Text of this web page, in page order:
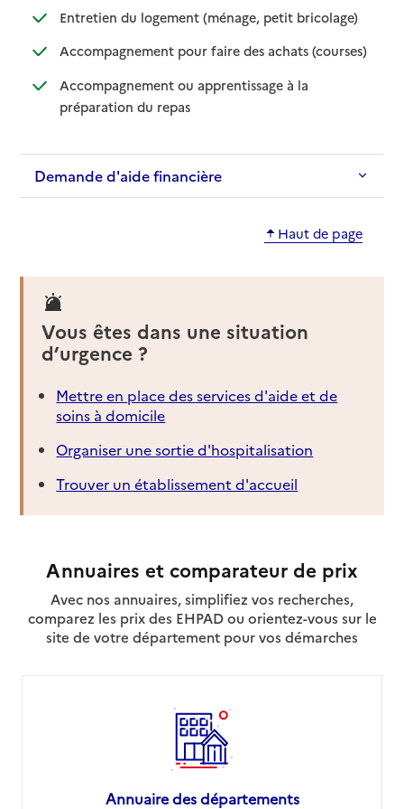
Entretien du logement (ménage, petit bricolage): disponible
: non
Accompagnement pour faire des achats (courses)
:
: non
Accompagnement ou apprentissage à la
préparation du repas: disponible
: non disponible
Demande d'aide financière
Haut de page
Vous êtes dans une situation
d’urgence ?
Mettre en place des services d'aide et de
soins à domicile
Organiser une sortie d'hospitalisation
Trouver un établissement d'accueil
Annuaires et comparateur de prix
Avec nos annuaires, simplifiez vos recherches,
comparez les prix des EHPAD ou orientez-vous sur le
site de votre département pour vos démarches
Annuaire des départements